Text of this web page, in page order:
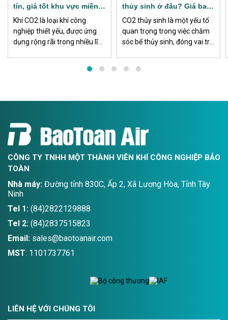
tín, giá tốt khu vực miền
Nam
Khí CO2 là loại khí công
nghiệp thiết yếu, được ứng
dụng rộng rãi trong nhiều lĩnh
nhiều khu công nghiệp, nhà
thủy sinh ở đâu? Giá bao
nhiêu?
CO2 thủy sinh là một yếu tố
quan trọng trong việc chăm
sóc bể thủy sinh, đóng vai trò
dụng CO2 thủy sinh đảm bảo
CÔNG TY TNHH MỘT THÀNH VIÊN KHÍ CÔNG NGHIỆP BẢO
TOÀN
Nhà máy: Đường tỉnh 830C, Ấp 2, Xã Lương Hòa, Tỉnh Tây
Ninh
Tel 1: (84)2822129888
Tel 2: (84)2837515823
Email: sales@baotoanair.com
MST: 1101737761
LIÊN HỆ VỚI CHÚNG TÔI